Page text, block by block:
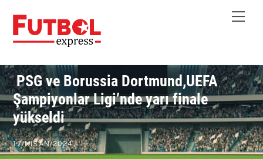
content
PSG ve Borussia Dortmund,UEFA
Şampiyonlar Ligi’nde yarı finale
yükseldi
17/NISAN/2024